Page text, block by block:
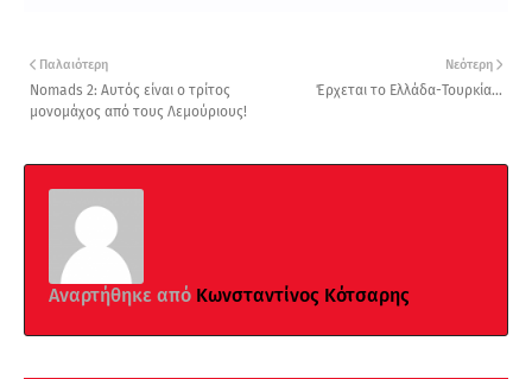
Νεότερη
Έρχεται το Ελλάδα-Τουρκία...
Παλαιότερη
Nomads 2: Αυτός είναι ο τρίτος
μονομάχος από τους Λεμούριους!
Αναρτήθηκε από Κωνσταντίνος Κότσαρης